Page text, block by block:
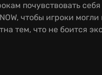
почувствовать
чтобы игроки
тем, что не боится